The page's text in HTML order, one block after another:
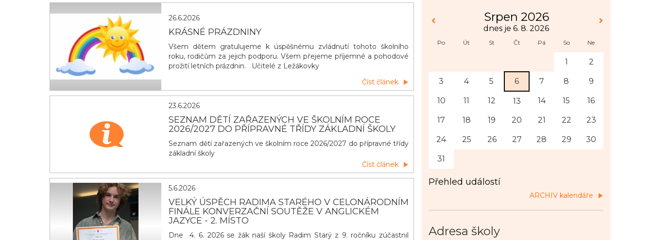
26.6.2026
KRÁSNÉ PRÁZDNINY
Všem dětem gratulujeme k úspěšnému zvládnutí tohoto školního
roku, rodičům za jejich podporu. Všem přejeme příjemné a pohodové
prožití letních prázdnin. Učitelé z Ležákovky
Číst článek
23.6.2026
SEZNAM DĚTÍ ZAŘAZENÝCH VE ŠKOLNÍM ROCE
2026/2027 DO PŘÍPRAVNÉ TŘÍDY ZÁKLADNÍ ŠKOLY
Seznam dětí zařazených ve školním roce 2026/2027 do přípravné třídy
základní školy
Číst článek
5.6.2026
VELKÝ ÚSPĚCH RADIMA STARÉHO V CELONÁRODNÍM
FINÁLE KONVERZAČNÍ SOUTĚŽE V ANGLICKÉM
JAZYCE - 2. MÍSTO
Dne 4. 6. 2026 se žák naší školy Radim Starý z 9. ročníku zúčastnil
Srpen 2026
dnes je 6. 8. 2026
Po Út St Čt Pá So Ne
1 2
3 4 5 6 7 8 9
10 11 12 13 14 15 16
17 18 19 20 21 22 23
24 25 26 27 28 29 30
31
Přehled událostí
ARCHIV kalendáře
Adresa školy